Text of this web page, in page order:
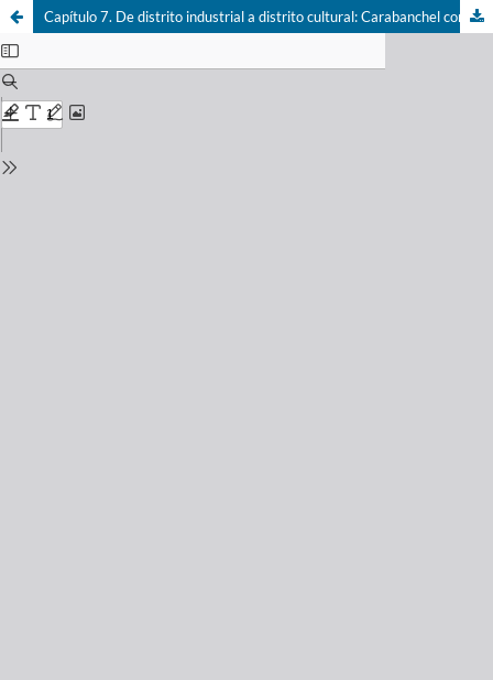
Capítulo 7. De distrito industrial a distrito cultural: Carabanchel como polo de atracción creativa